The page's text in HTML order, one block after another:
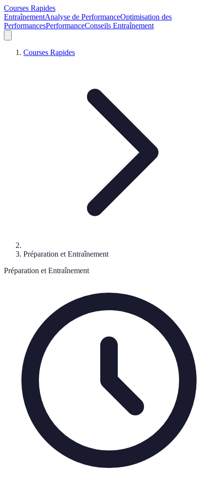
Courses Rapides
EntraînementAnalyse de PerformanceOptimisation des
PerformancesPerformanceConseils Entraînement
Courses Rapides
Préparation et Entraînement
Préparation et Entraînement